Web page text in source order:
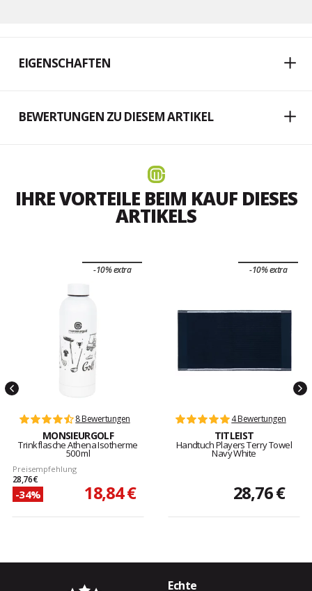
EIGENSCHAFTEN
BEWERTUNGEN ZU DIESEM ARTIKEL
IHRE VORTEILE BEIM KAUF DIESES
ARTIKELS
-10% extra
8 Bewertungen
MONSIEURGOLF
Trinkflasche Athena Isotherme
500 ml
Preisempfehlung
28,76 €
-34% 18,84 €
-10% extra
4 Bewertungen
TITLEIST
Handtuch Players Terry Towel
Navy White
28,76 €
Echte